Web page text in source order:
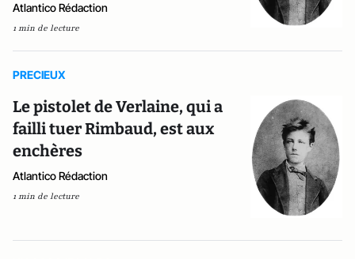
Atlantico Rédaction
1 min de lecture
PRECIEUX
Le pistolet de Verlaine, qui a
failli tuer Rimbaud, est aux
enchères
Atlantico Rédaction
1 min de lecture